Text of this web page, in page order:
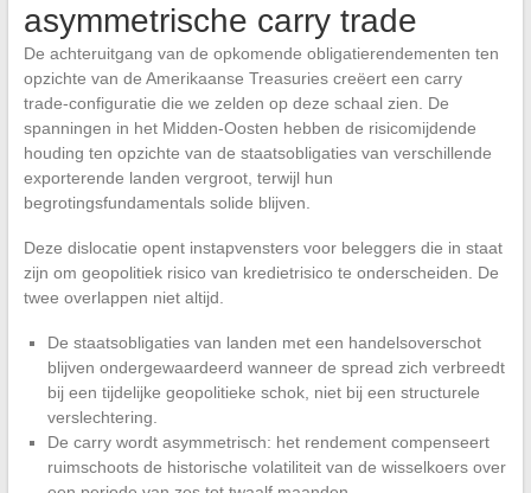
asymmetrische carry trade
De achteruitgang van de opkomende obligatierendementen ten
opzichte van de Amerikaanse Treasuries creëert een carry
trade-configuratie die we zelden op deze schaal zien. De
spanningen in het Midden-Oosten hebben de risicomijdende
houding ten opzichte van de staatsobligaties van verschillende
exporterende landen vergroot, terwijl hun
begrotingsfundamentals solide blijven.
Deze dislocatie opent instapvensters voor beleggers die in staat
zijn om geopolitiek risico van kredietrisico te onderscheiden. De
twee overlappen niet altijd.
De staatsobligaties van landen met een handelsoverschot
blijven ondergewaardeerd wanneer de spread zich verbreedt
bij een tijdelijke geopolitieke schok, niet bij een structurele
verslechtering.
De carry wordt asymmetrisch: het rendement compenseert
ruimschoots de historische volatiliteit van de wisselkoers over